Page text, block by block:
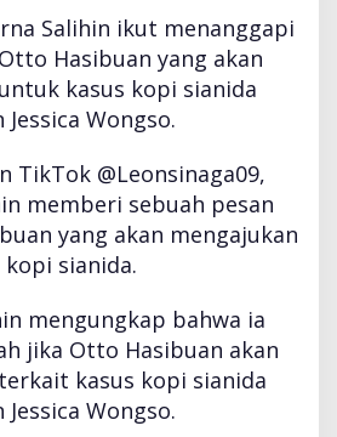
Salihin ikut menanggapi
Hasibuan yang akan
kasus kopi sianida
Wongso.
TikTok @Leonsinaga09,
memberi sebuah pesan
yang akan mengajukan
sianida.
mengungkap bahwa ia
jika Otto Hasibuan akan
kasus kopi sianida
Wongso.